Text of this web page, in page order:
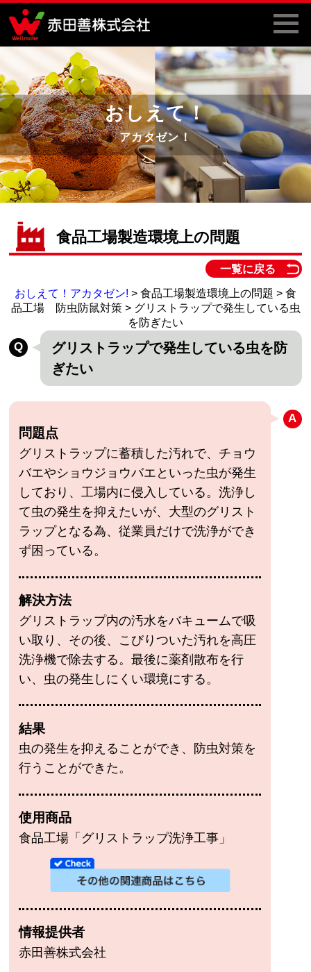
おしえて！
アカタゼン！
食品工場製造環境上の問題
一覧に戻る
おしえて！アカタゼン! > 食品工場製造環境上の問題 > 食
品工場 防虫防鼠対策 > グリストラップで発生している虫
を防ぎたい
グリストラップで発生している虫を防
ぎたい
問題点
グリストラップに蓄積した汚れで、チョウ
バエやショウジョウバエといった虫が発生
しており、工場内に侵入している。洗浄し
て虫の発生を抑えたいが、大型のグリスト
ラップとなる為、従業員だけで洗浄ができ
ず困っている。
解決方法
グリストラップ内の汚水をバキュームで吸
い取り、その後、こびりついた汚れを高圧
洗浄機で除去する。最後に薬剤散布を行
い、虫の発生しにくい環境にする。
結果
虫の発生を抑えることができ、防虫対策を
行うことができた。
使用商品
食品工場「グリストラップ洗浄工事」
情報提供者
赤田善株式会社